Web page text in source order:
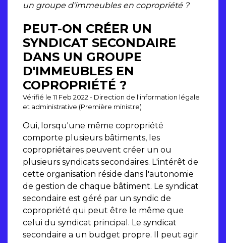
un groupe d'immeubles en copropriété ?
PEUT-ON CRÉER UN
SYNDICAT SECONDAIRE
DANS UN GROUPE
D'IMMEUBLES EN
COPROPRIÉTÉ ?
Vérifié le 11 Feb 2022 - Direction de l'information légale
et administrative (Première ministre)
Oui, lorsqu'une même copropriété
comporte plusieurs bâtiments, les
copropriétaires peuvent créer un ou
plusieurs syndicats secondaires. L'intérêt de
cette organisation réside dans l'autonomie
de gestion de chaque bâtiment. Le syndicat
secondaire est géré par un syndic de
copropriété qui peut être le même que
celui du syndicat principal. Le syndicat
secondaire a un budget propre. Il peut agir